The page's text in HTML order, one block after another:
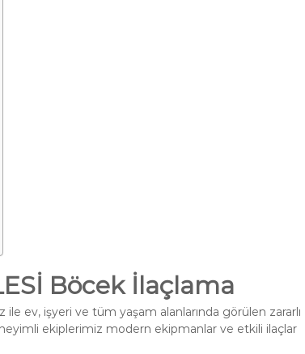
Böcek İlaçlama
ile ev, işyeri ve tüm yaşam alanlarında görülen zararlı
ekiplerimiz modern ekipmanlar ve etkili ilaçlar